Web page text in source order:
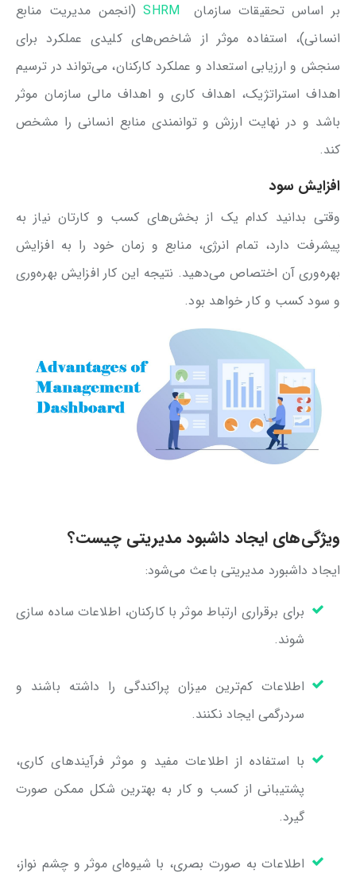
بر اساس تحقیقات سازمانSHRM(انجمن مدیریت منابع
انسانی)، استفاده موثر از شاخص‌های کلیدی عملکرد برای
سنجش و ارزیابی استعداد و عملکرد کارکنان، می‌تواند در ترسیم
اهداف استراتژیک، اهداف کاری و اهداف مالی سازمان موثر
باشد و در نهایت ارزش و توانمندی منابع انسانی را مشخص
کند.
افزایش سود
وقتی بدانید کدام یک از بخش‌های کسب و کارتان نیاز به
پیشرفت دارد، تمام انرژی، منابع و زمان خود را به افزایش
بهره‌وری آن اختصاص می‌دهید. نتیجه این کار افزایش بهره‌وری
و سود کسب و کار خواهد بود.
ویژگی‌های ایجاد داشبود مدیریتی چیست؟
ایجاد داشبورد مدیریتی باعث می‌شود:
برای برقراری ارتباط موثر با کارکنان، اطلاعات ساده سازی
شوند.
اطلاعات کم‌ترین میزان پراکندگی را داشته باشند و
سردرگمی ایجاد نکنند.
با استفاده از اطلاعات مفید و موثر فرآیندهای کاری،
پشتیبانی از کسب و کار به بهترین شکل ممکن صورت
گیرد.
اطلاعات به صورت بصری، با شیوه‌ای موثر و چشم نواز،